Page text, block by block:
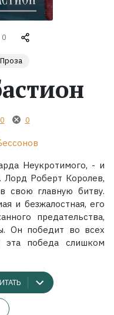
0
Проза
0 0
Неукротимого, - и
Лорд Роберт Королев,
свою главную битву.
и безжалостная, его
предательства,
Он победит во всех
эта победа слишком